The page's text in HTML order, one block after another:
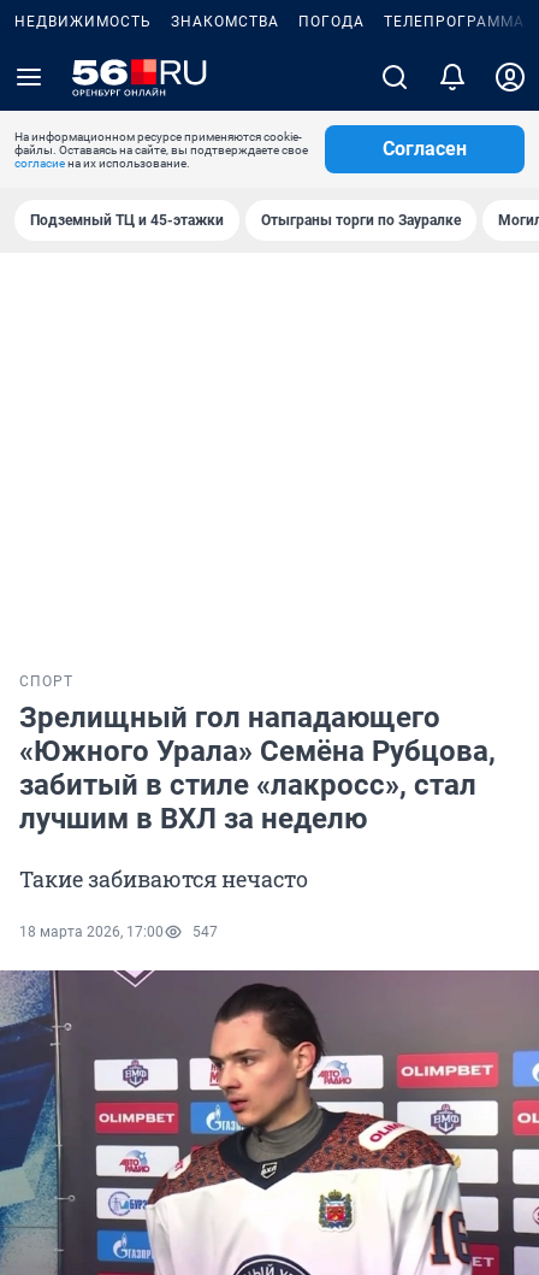
НЕДВИЖИМОСТЬ ЗНАКОМСТВА ПОГОДА ТЕЛЕПРОГРАММА
На информационном ресурсе применяются cookie-
файлы. Оставаясь на сайте, вы подтверждаете свое
согласиена их использование.
Согласен
Подземный ТЦ и 45-этажки Отыграны торги по Зауралке
СПОРТ
Зрелищный гол нападающего
«Южного Урала» Семёна Рубцова,
забитый в стиле «лакросс», стал
лучшим в ВХЛ за неделю
Такие забиваются нечасто
18 марта 2026, 17:00 547